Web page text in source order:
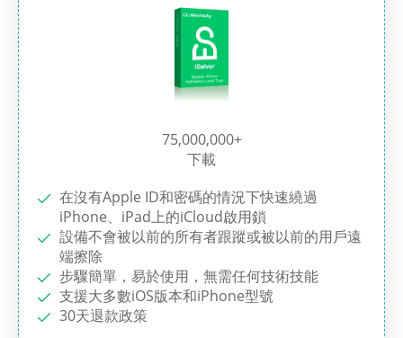
75,000,000+
下載
在沒有Apple ID和密碼的情況下快速繞過
iPhone、iPad上的iCloud啟用鎖
設備不會被以前的所有者跟蹤或被以前的用戶遠
端擦除
步驟簡單，易於使用，無需任何技術技能
支援大多數iOS版本和iPhone型號
30天退款政策